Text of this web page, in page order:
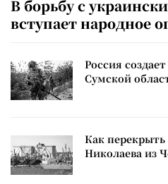
В борьбу с
вступает народное
Россия
Сумской
Как
Николаева из